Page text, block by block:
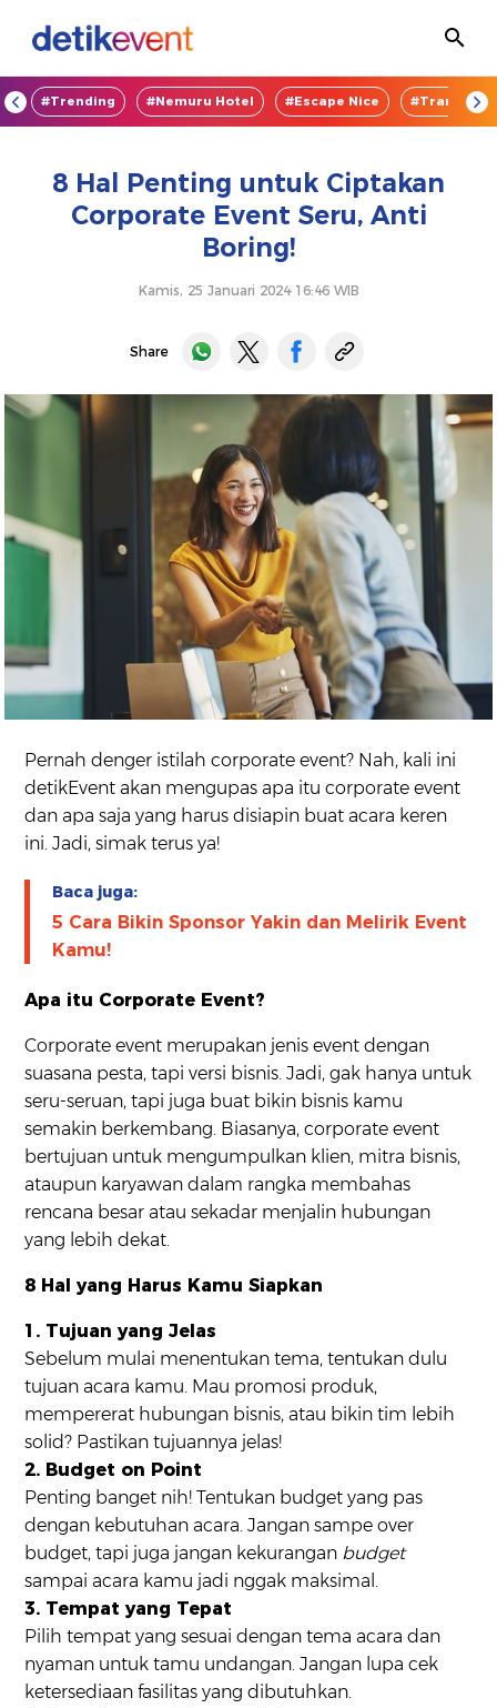
#Trending #Nemuru Hotel #Escape Nice
8 Hal Penting untuk Ciptakan
Corporate Event Seru, Anti
Boring!
Kamis, 25 Januari 2024 16:46 WIB
Share
Pernah denger istilah corporate event? Nah, kali ini
detikEvent akan mengupas apa itu corporate event
dan apa saja yang harus disiapin buat acara keren
ini. Jadi, simak terus ya!
Baca juga:
5 Cara Bikin Sponsor Yakin dan Melirik Event
Kamu!
Apa itu Corporate Event?
Corporate event merupakan jenis event dengan
suasana pesta, tapi versi bisnis. Jadi, gak hanya untuk
seru-seruan, tapi juga buat bikin bisnis kamu
semakin berkembang. Biasanya, corporate event
bertujuan untuk mengumpulkan klien, mitra bisnis,
ataupun karyawan dalam rangka membahas
rencana besar atau sekadar menjalin hubungan
yang lebih dekat.
8 Hal yang Harus Kamu Siapkan
1. Tujuan yang Jelas
Sebelum mulai menentukan tema, tentukan dulu
tujuan acara kamu. Mau promosi produk,
mempererat hubungan bisnis, atau bikin tim lebih
solid? Pastikan tujuannya jelas!
2. Budget on Point
Penting banget nih! Tentukan budget yang pas
dengan kebutuhan acara. Jangan sampe over
budget, tapi juga jangan kekurangan budget
sampai acara kamu jadi nggak maksimal.
3. Tempat yang Tepat
Pilih tempat yang sesuai dengan tema acara dan
nyaman untuk tamu undangan. Jangan lupa cek
ketersediaan fasilitas yang dibutuhkan.